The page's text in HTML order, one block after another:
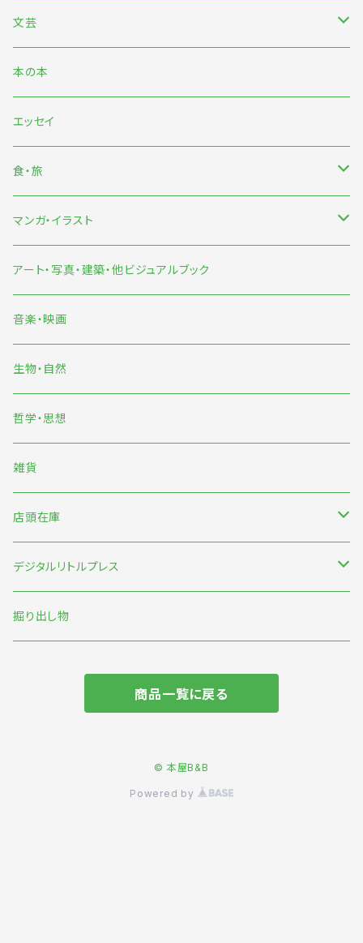
文芸
日本文芸
海外文芸
詩歌・短歌・俳句
本の本
エッセイ
食・旅
食
旅
マンガ・イラスト
マンガ
イラスト
雨宮ひかる
くまおり純
アート・写真・建築・他ビジュアルブック
音楽・映画
生物・自然
哲学・思想
雑貨
店頭在庫
新刊台
本の本
デジタルリトルプレス
オリジナル
掘り出し物
商品一覧に戻る
© 本屋B&B
Powered by